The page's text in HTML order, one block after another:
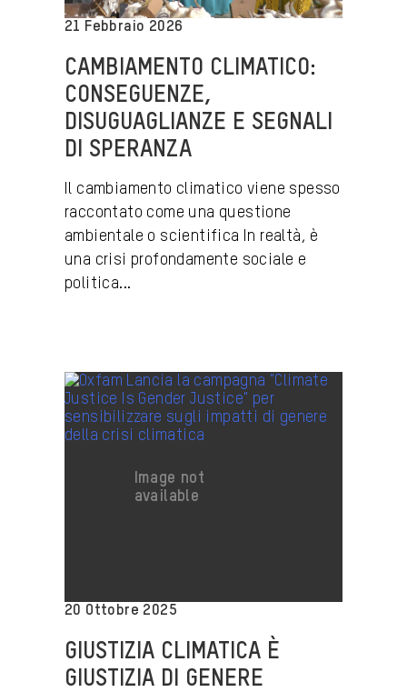
21 Febbraio 2026
CAMBIAMENTO CLIMATICO:
CONSEGUENZE,
DISUGUAGLIANZE E SEGNALI
DI SPERANZA
Il cambiamento climatico viene spesso
raccontato come una questione
ambientale o scientifica In realtà, è
una crisi profondamente sociale e
politica...
20 Ottobre 2025
GIUSTIZIA CLIMATICA È
GIUSTIZIA DI GENERE